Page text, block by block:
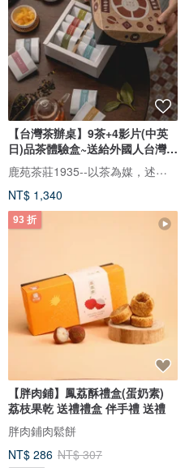
【台灣茶辦桌】9茶+4影片(中英
日)品茶體驗盒~送給外國人台灣伴
手
鹿苑茶莊1935--以茶為媒，述說台灣島嶼的故事與溫暖
NT$ 1,340
93 折
【胖肉鋪】鳳荔酥禮盒(蛋奶素)
荔枝果乾 送禮禮盒 伴手禮 送禮
胖肉鋪肉鬆餅
NT$ 286 NT$ 307